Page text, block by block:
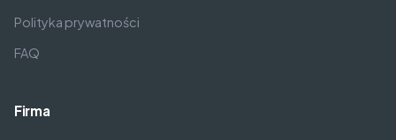
Polityka prywatności
FAQ
Firma